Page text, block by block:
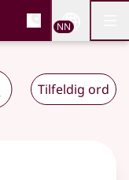
og
NN
Tilfeldig ord